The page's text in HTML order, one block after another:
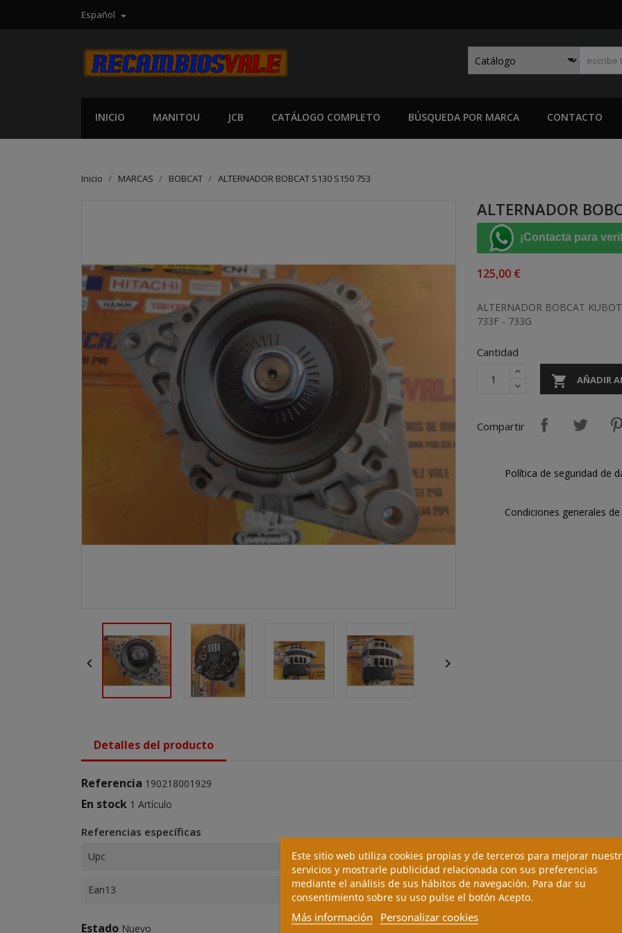
Español 
INICIO MANITOU JCB CATÁLOGO COMPLETO BÚSQUEDA POR MARCA CONTACTO
Inicio MARCAS BOBCAT ALTERNADOR BOBCAT S130 S150 753
 
ALTERNADOR
¡Contacta para
125,00 €
ALTERNADOR BOBCAT
733F - 733G
Cantidad
 AÑADIR
Compartir
Política de seguridad de
Condiciones generales
Detalles del producto
Referencia 190218001929
En stock 1 Artículo
Referencias específicas
Upc 6678205
Ean13 6678205
Estado Nuevo
Este sitio web utiliza cookies propias y de terceros para mejorar
servicios y mostrarle publicidad relacionada con sus preferencias
mediante el análisis de sus hábitos de navegación. Para dar su
consentimiento sobre su uso pulse el botón Acepto.
Más información Personalizar cookies